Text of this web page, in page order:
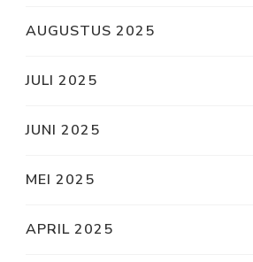
AUGUSTUS 2025
JULI 2025
JUNI 2025
MEI 2025
APRIL 2025